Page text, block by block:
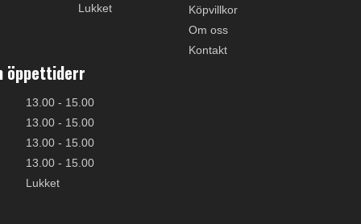
Lukket
öppettiderr
13.00 - 15.00
13.00 - 15.00
13.00 - 15.00
13.00 - 15.00
Lukket
Köpvillkor
Om oss
Kontakt